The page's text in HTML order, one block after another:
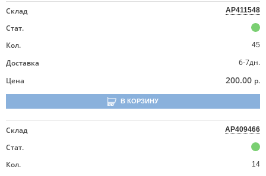
Склад AP411548
Стат.
Кол.
45
Доставка
6-7дн.
Цена
200.00 р.
В КОРЗИНУ
Склад AP409466
Стат.
Кол.
14